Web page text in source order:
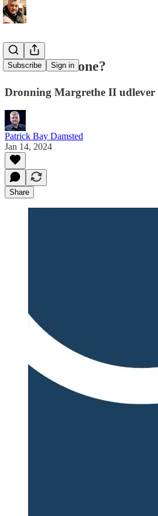
Subscribe Sign in
Plat eller krone?
Dronning Margrethe II udlever
Patrick Bay Damsted
Jan 14, 2024
Share